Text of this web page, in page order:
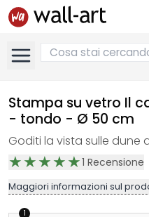
Stampa su vetro Il
- tondo - Ø 50 cm
Goditi la vista sulle dune
1 Recensione
Maggiori informazioni sul
1